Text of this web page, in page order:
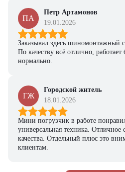
ПА
Петр Артамонов
19.01.2026
Заказывал здесь шиномонтажный
По качеству всё отлично,
нормально.
ГЖ
Городской житель
18.01.2026
Мини погрузчик в работе
универсальная техника.
качества. Отдельный плюс это
клиентам.